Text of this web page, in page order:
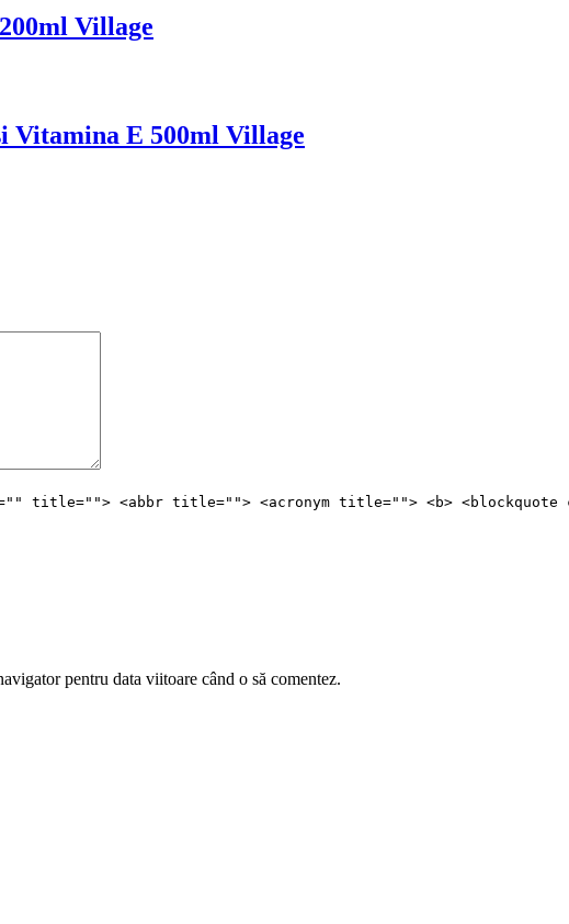
Village
Vitamina E 500ml Village
title=""> <abbr title=""> <acronym title=""> <b> <blockquote
pentru data viitoare când o să comentez.